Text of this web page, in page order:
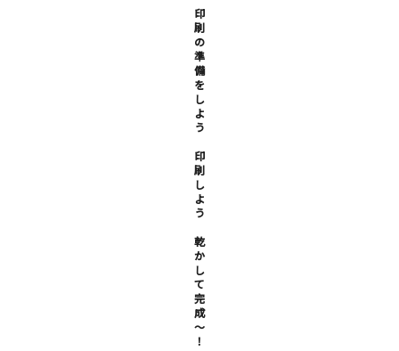
印
刷
の
準
備
を
し
よ
う
印
刷
し
よ
う
乾
か
し
て
完
成
～
！